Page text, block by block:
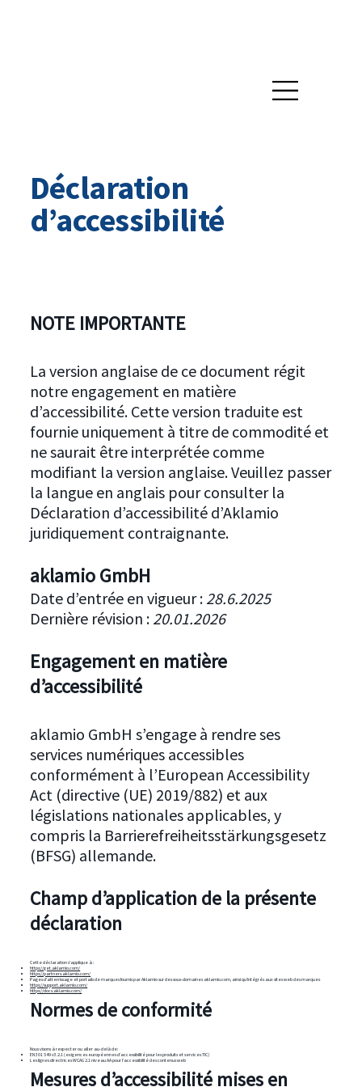
Déclaration
d’accessibilité
NOTE IMPORTANTE
La version anglaise de ce document régit
notre engagement en matière
d’accessibilité. Cette version traduite est
fournie uniquement à titre de commodité et
ne saurait être interprétée comme
modifiant la version anglaise. Veuillez passer
la langue en anglais pour consulter la
Déclaration d’accessibilité d’Aklamio
juridiquement contraignante.
aklamio GmbH
Date d’entrée en vigueur : 28.6.2025
Dernière révision : 20.01.2026
Engagement en matière
d’accessibilité
aklamio GmbH s’engage à rendre ses
services numériques accessibles
conformément à l’European Accessibility
Act (directive (UE) 2019/882) et aux
législations nationales applicables, y
compris la Barrierefreiheitsstärkungsgesetz
(BFSG) allemande.
Champ d’application de la présente
déclaration
Cette déclaration s’applique à :
https://get.aklamio.com/
https://partners.aklamio.com/
Pages d’atterrissage et portails de marques fournis par Aklamio sur des sous-domaines aklamio.com, ainsi qu’intégrés aux sites web des marques
https://support.aklamio.com/
https://docs.aklamio.com/
Normes de conformité
Nous visons à respecter ou aller au-delà de:
EN 301 549 v3.2.1 (exigences européennes d’accessibilité pour les produits et services TIC)
Les lignes directrices WCAG 2.1 niveau AA pour l’accessibilité des contenus web
Mesures d’accessibilité mises en